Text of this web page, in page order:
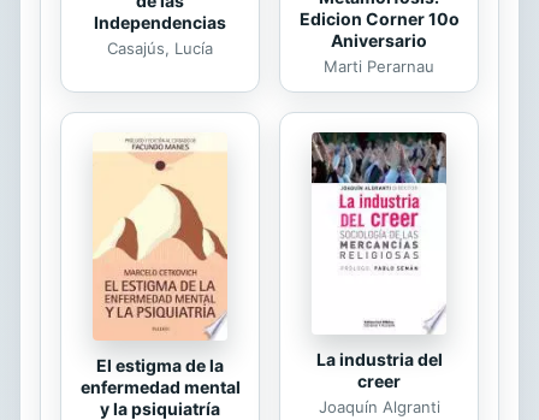
Independencias
Casajús, Lucía
Edicion Corner 10o
Aniversario
Marti Perarnau
El estigma de la
enfermedad mental
y la psiquiatría
La industria del
creer
Joaquín Algranti